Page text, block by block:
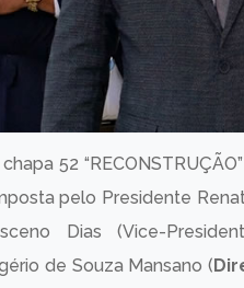
52
pelo Presidente
Dias (Vice-
de Souza Mansano (